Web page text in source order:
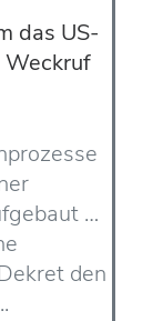
das US-
Weckruf
…
den